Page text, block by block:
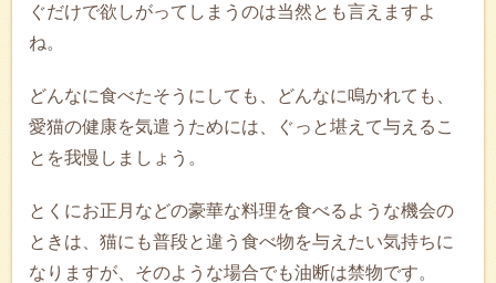
ぐだけで欲しがってしまうのは当然とも言えますよ
ね。
どんなに食べたそうにしても、どんなに鳴かれても、
愛猫の健康を気遣うためには、ぐっと堪えて与えるこ
とを我慢しましょう。
とくにお正月などの豪華な料理を食べるような機会の
ときは、猫にも普段と違う食べ物を与えたい気持ちに
なりますが、そのような場合でも油断は禁物です。